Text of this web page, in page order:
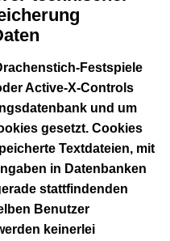
Festspiele
Active-X-Controls
und um
gesetzt. Cookies
Textdateien, mit
in Datenbanken
stattfindenden
Benutzer
keinerlei